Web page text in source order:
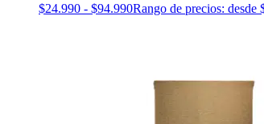
$24.990 - $94.990Rango de precios: desde